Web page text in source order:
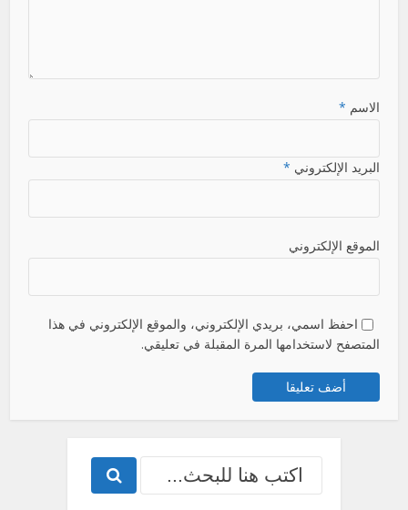
الاسم *
البريد الإلكتروني *
الموقع الإلكتروني
احفظ اسمي، بريدي الإلكتروني، والموقع الإلكتروني في هذا
المتصفح لاستخدامها المرة المقبلة في تعليقي.